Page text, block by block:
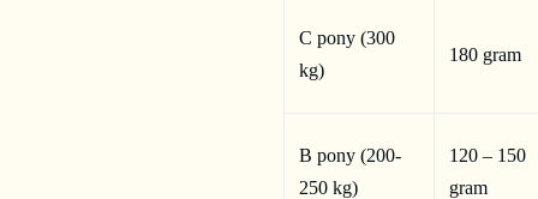
C pony (300
kg)
180 gram
B pony (200-
250 kg)
120 – 150
gram